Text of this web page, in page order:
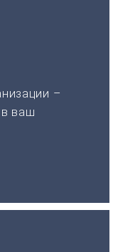
–
в ваш